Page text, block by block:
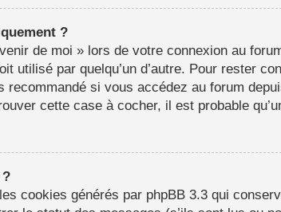
?
de moi » lors de votre connexion au
utilisé par quelqu’un d’autre. Pour rester
recommandé si vous accédez au forum
cette case à cocher, il est probable
cookies générés par phpBB 3.3 qui